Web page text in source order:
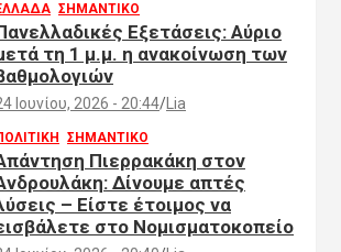
ΣΗΜΑΝΤΙΚΟ
Εξετάσεις: Αύριο
τη 1 μ.μ. η ανακοίνωση των
Ιουνίου, 2026 - 20:44 Lia
ΣΗΜΑΝΤΙΚΟ
Πιερρακάκη στον
Δίνουμε απτές
– Είστε έτοιμος να
στο Νομισματοκοπείο